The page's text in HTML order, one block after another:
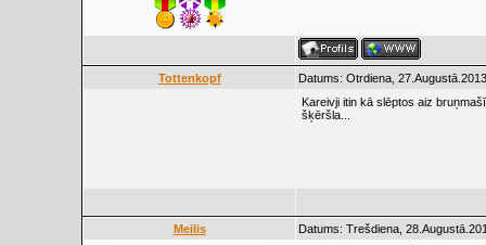
Tottenkopf
Datums: Otrdiena,
Kareivji itin kā slēptos aiz
šķēršla...
Meilis Datums: Trešdiena,